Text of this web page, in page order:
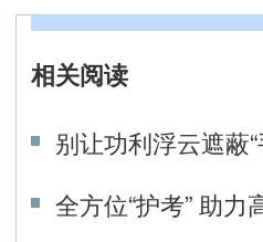
相关阅读
别让功利浮云遮蔽
全方位“护考” 助力